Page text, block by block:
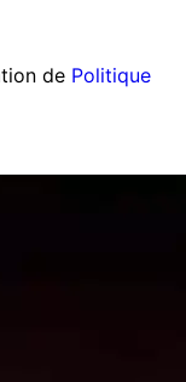
de Politique